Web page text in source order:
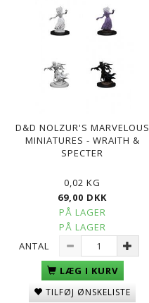
D&D NOLZUR'S MARVELOUS
MINIATURES - WRAITH &
SPECTER
0,02 KG
69,00 DKK
PÅ LAGER
PÅ LAGER
ANTAL
LÆG I KURV
TILFØJ ØNSKELISTE